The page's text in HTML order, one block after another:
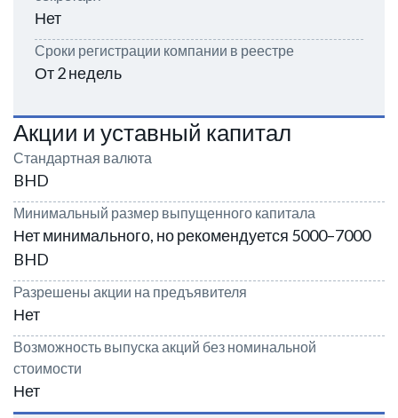
Нет
Сроки регистрации компании в реестре
От 2 недель
Акции и уставный капитал
Стандартная валюта
BHD
Минимальный размер выпущенного капитала
Нет минимального, но рекомендуется 5000–7000
BHD
Разрешены акции на предъявителя
Нет
Возможность выпуска акций без номинальной
стоимости
Нет